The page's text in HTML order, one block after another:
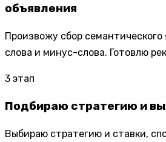
объявления
Произвожу сбор
слова и минус-слова. Готовлю
3 этап
Подбираю стратегию и
Выбираю стратегию и ставки,